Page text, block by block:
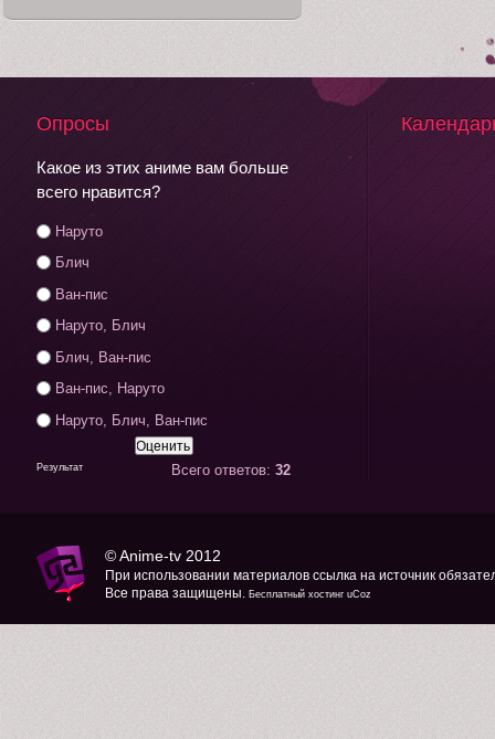
Опросы
Какое из этих аниме вам больше
всего нравится?
Наруто
Блич
Ван-пис
Наруто, Блич
Блич, Ван-пис
Ван-пис, Наруто
Наруто, Блич, Ван-пис
Результат Всего ответов: 32
©Anime-tv 2012
При использовании материалов ссылка на источник
Все права защищены.
Бесплатный хостинг uCoz